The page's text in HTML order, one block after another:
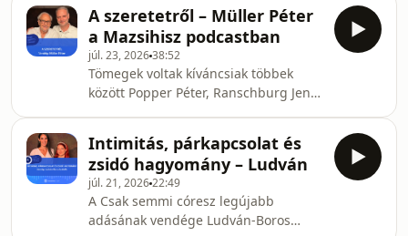
középpontjában azok a helyzetek
állnak, amikor bizonytalanság,
csalódás vagy v
továbbá bölcsességgel reflektál
világunkra. Generációkat tanított a
jazzéneklés mesterségére. Tanárként
és előadóművészként is árad belőle az
életszeretet. Gonda János és Shabu
Shabu. Hangszálak és adrenalin.
Szívizomgyulladás és scat. Milyen
családi titkok övez
A szeretetről – Müller Péter
a Mazsihisz podcastban
júl. 23, 202638:52
Tömegek voltak kíváncsiak többek
között Popper Péter, Ranschburg Jenő,
számontartott Müller Péter
gondolataira, akinek pontosan két
évtizede jelent meg a Szeretetkönyv
című hiánypótló műve. A saját
magunk megismerése, a
Intimitás, párkapcsolat és
zsidó hagyomány – Ludván
júl. 21, 202622:49
A Csak semmi córesz legújabb
adásának vendége Ludván-Boros